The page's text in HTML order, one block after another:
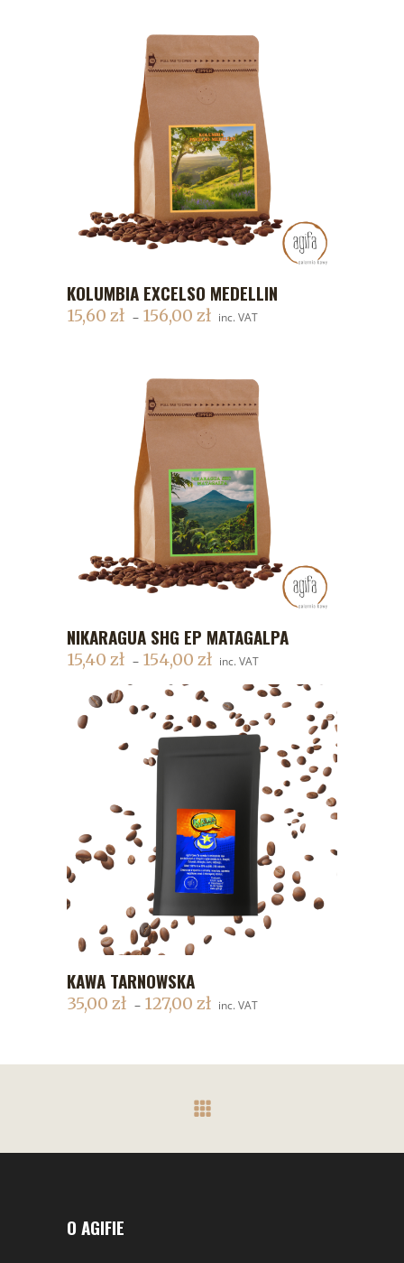
DODAJ DO KOSZYKA
KOLUMBIA EXCELSO MEDELLIN
15,60 zł – 156,00 zł inc. VAT
DODAJ DO KOSZYKA
NIKARAGUA SHG EP MATAGALPA
15,40 zł – 154,00 zł inc. VAT
DODAJ DO KOSZYKA
KAWA TARNOWSKA
35,00 zł – 127,00 zł inc. VAT
O AGIFIE